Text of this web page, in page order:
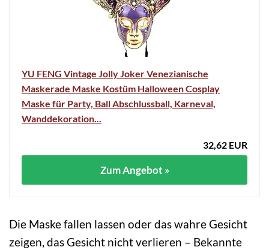
YU FENG Vintage Jolly Joker Venezianische
Maskerade Maske Kostüm Halloween Cosplay
Maske für Party, Ball Abschlussball, Karneval,
Wanddekoration...
32,62 EUR
Zum Angebot »
Die Maske fallen lassen oder das wahre Gesicht
zeigen, das Gesicht nicht verlieren – Bekannte